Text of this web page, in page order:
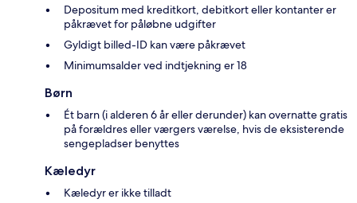
Depositum med kreditkort, debitkort eller kontanter er
påkrævet for påløbne udgifter
Gyldigt billed-ID kan være påkrævet
Minimumsalder ved indtjekning er 18
Børn
Ét barn (i alderen 6 år eller derunder) kan overnatte gratis
på forældres eller værgers værelse, hvis de eksisterende
sengepladser benyttes
Kæledyr
Kæledyr er ikke tilladt